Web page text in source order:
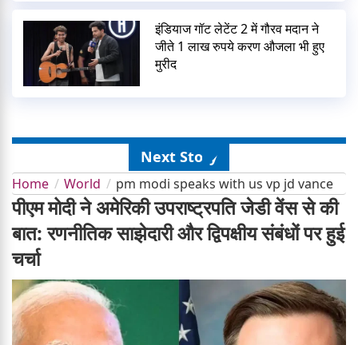
इंडियाज गॉट लेटेंट 2 में गौरव मदान ने
जीते 1 लाख रुपये करण औजला भी हुए
मुरीद
Next Story
Home World pm modi speaks with us vp jd vance
पीएम मोदी ने अमेरिकी उपराष्ट्रपति जेडी वेंस से की
बात: रणनीतिक साझेदारी और द्विपक्षीय संबंधों पर हुई
चर्चा